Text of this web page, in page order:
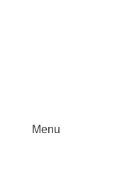
Menu